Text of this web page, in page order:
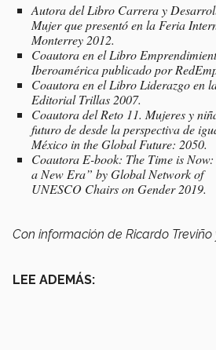
Autora del Libro Carrera y
Mujer que presentó en la Feria
Monterrey 2012.
Coautora en el Libro
Iberoamérica publicado por
Coautora en el Libro Liderazgo en
Editorial Trillas 2007.
Coautora del Reto 11. Mujeres y
futuro de desde la perspectiva de
México in the Global Future: 2050.
Coautora E-book: The Time is
a New Era” by Global Network of
UNESCO Chairs on Gender 2019.
Con información de Ricardo Treviño
LEE ADEMÁS: